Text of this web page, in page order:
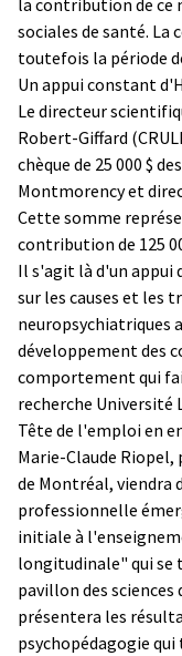
sociales de santé. La
toutefois la période
Un appui constant
Le directeur
Robert-Giffard
chèque de 25 000 $
Montmorency et
Cette somme
contribution de 125
Il s'agit là d'un appui
sur les causes et les
neuropsychiatriques
développement des
comportement qui
recherche Université
Tête de l'emploi en
Marie-Claude
de Montréal, viendra
professionnelle
initiale à
longitudinale" qui se
pavillon des
présentera les
psychopédagogie